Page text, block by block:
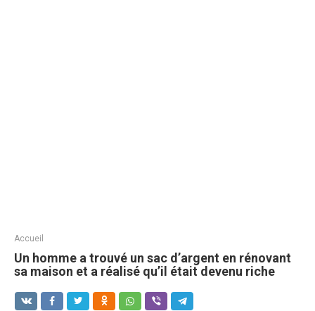
Accueil
Un homme a trouvé un sac d’argent en rénovant
sa maison et a réalisé qu’il était devenu riche